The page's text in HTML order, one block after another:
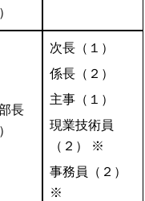
長
次長（１）
係長（２）
主事（１）
現業技術員
（２） ※
事務員（２）
※